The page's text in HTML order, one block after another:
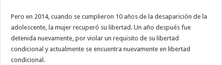
Pero en 2014, cuando se cumplieron 10 años de la desaparición de la
adolescente, la mujer recuperó su libertad. Un año después fue
detenida nuevamente, por violar un requisito de su libertad
condicional y actualmente se encuentra nuevamente en libertad
condicional.